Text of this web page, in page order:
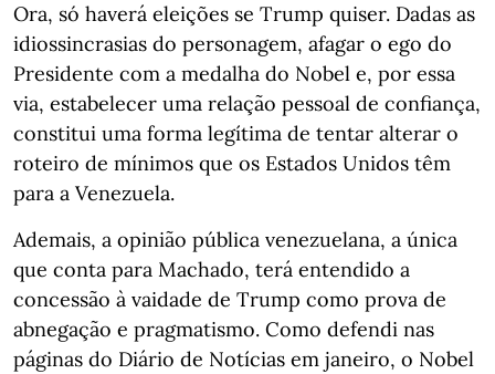
Ora, só haverá eleições se Trump quiser. Dadas as
idiossincrasias do personagem, afagar o ego do
Presidente com a medalha do Nobel e, por essa
via, estabelecer uma relação pessoal de confiança,
constitui uma forma legítima de tentar alterar o
roteiro de mínimos que os Estados Unidos têm
para a Venezuela.
Ademais, a opinião pública venezuelana, a única
que conta para Machado, terá entendido a
concessão à vaidade de Trump como prova de
abnegação e pragmatismo. Como defendi nas
páginas do Diário de Notícias em janeiro, o Nobel